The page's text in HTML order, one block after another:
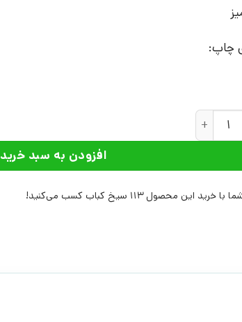
چاپ:
عشق با طعم گیلاس | انتشارات افراز عدد
افزودن به سبد خرید
با خرید این محصول113 سیخ کباب کسب می‌کنید!